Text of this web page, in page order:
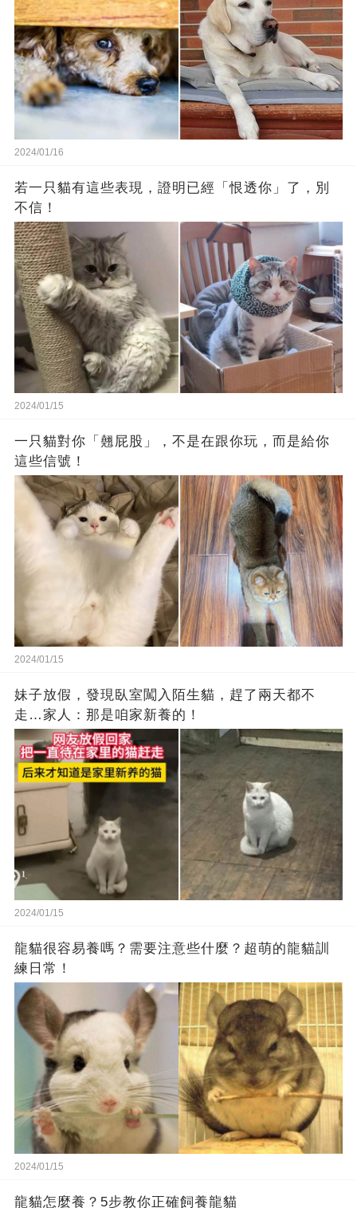
2024/01/16
若一只貓有這些表現，證明已經「恨透你」了，別
不信！
2024/01/15
一只貓對你「翹屁股」，不是在跟你玩，而是給你
這些信號！
2024/01/15
妹子放假，發現臥室闖入陌生貓，趕了兩天都不
走…家人：那是咱家新養的！
2024/01/15
龍貓很容易養嗎？需要注意些什麼？超萌的龍貓訓
練日常！
2024/01/15
龍貓怎麼養？5步教你正確飼養龍貓